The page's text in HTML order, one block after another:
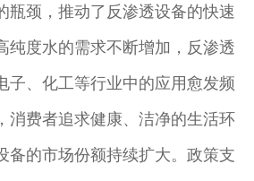
瓶颈，推动了反渗透设备的快速
纯度水的需求不断增加，反渗透
子、化工等行业中的应用愈发频
消费者追求健康、洁净的生活环
备的市场份额持续扩大。政策支